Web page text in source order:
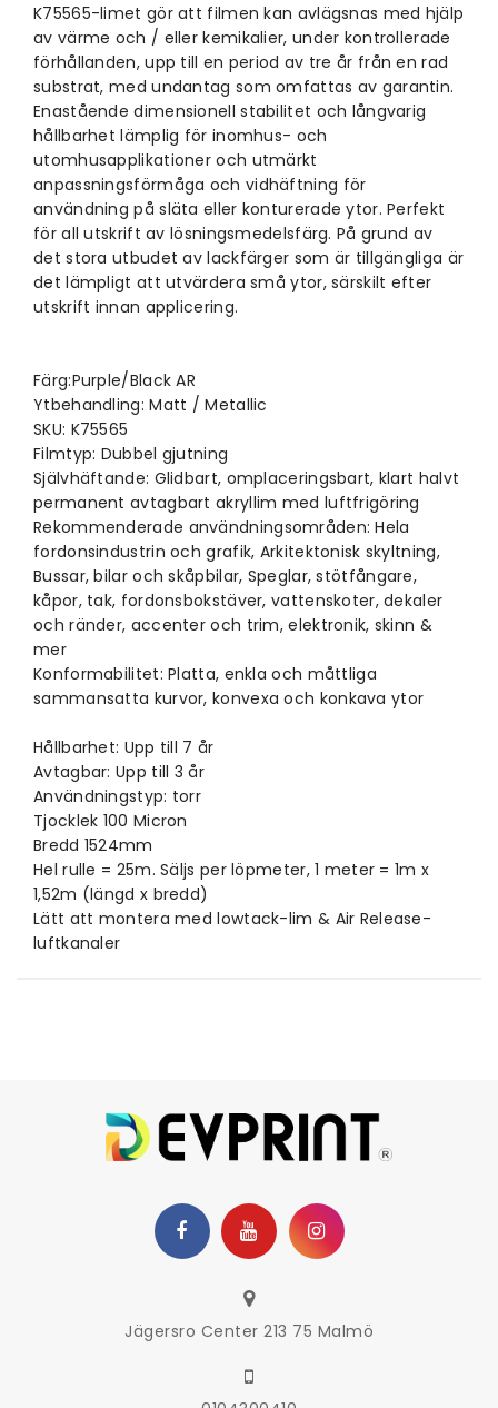
K75565-limet gör att filmen kan avlägsnas med hjälp
av värme och / eller kemikalier, under kontrollerade
förhållanden, upp till en period av tre år från en rad
substrat, med undantag som omfattas av garantin.
Enastående dimensionell stabilitet och långvarig
hållbarhet lämplig för inomhus- och
utomhusapplikationer och utmärkt
anpassningsförmåga och vidhäftning för
användning på släta eller konturerade ytor. Perfekt
för all utskrift av lösningsmedelsfärg. På grund av
det stora utbudet av lackfärger som är tillgängliga är
det lämpligt att utvärdera små ytor, särskilt efter
utskrift innan applicering.
Färg:Purple/Black AR
Ytbehandling: Matt / Metallic
SKU: K75565
Filmtyp: Dubbel gjutning
Självhäftande: Glidbart, omplaceringsbart, klart halvt
permanent avtagbart akryllim med luftfrigöring
Rekommenderade användningsområden: Hela
fordonsindustrin och grafik, Arkitektonisk skyltning,
Bussar, bilar och skåpbilar, Speglar, stötfångare,
kåpor, tak, fordonsbokstäver, vattenskoter, dekaler
och ränder, accenter och trim, elektronik, skinn &
mer
Konformabilitet: Platta, enkla och måttliga
sammansatta kurvor, konvexa och konkava ytor
Hållbarhet: Upp till 7 år
Avtagbar: Upp till 3 år
Användningstyp: torr
Tjocklek 100 Micron
Bredd 1524mm
Hel rulle = 25m. Säljs per löpmeter, 1 meter = 1m x
1,52m (längd x bredd)
Lätt att montera med lowtack-lim & Air Release-
luftkanaler
Jägersro Center 213 75 Malmö